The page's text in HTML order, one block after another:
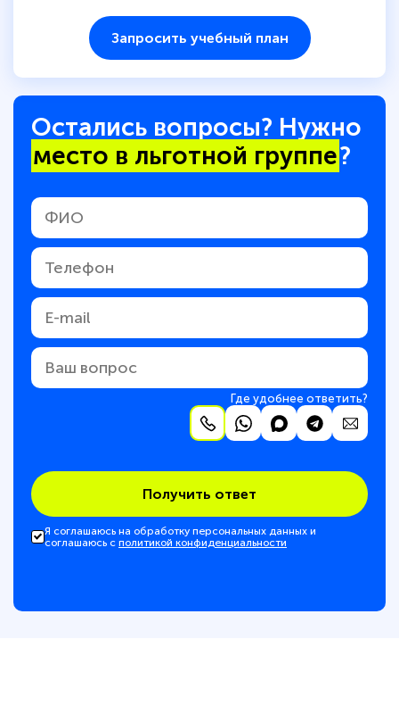
Запросить учебный план
Остались вопросы? Нужно
место в льготной группе?
Где удобнее ответить?
Получить ответ
Я соглашаюсь на обработку персональных данных и
соглашаюсь с политикой конфиденциальности